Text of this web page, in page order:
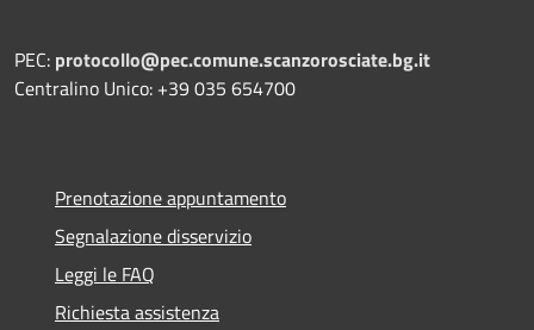
PEC: protocollo@pec.comune.scanzorosciate.bg.it
Centralino Unico: +39 035 654700
Prenotazione appuntamento
Segnalazione disservizio
Leggi le FAQ
Richiesta assistenza